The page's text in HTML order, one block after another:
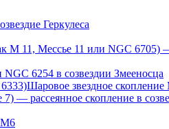
Геркулеса
6254 в созвездии Змееносца
Шаровое звездное
М6